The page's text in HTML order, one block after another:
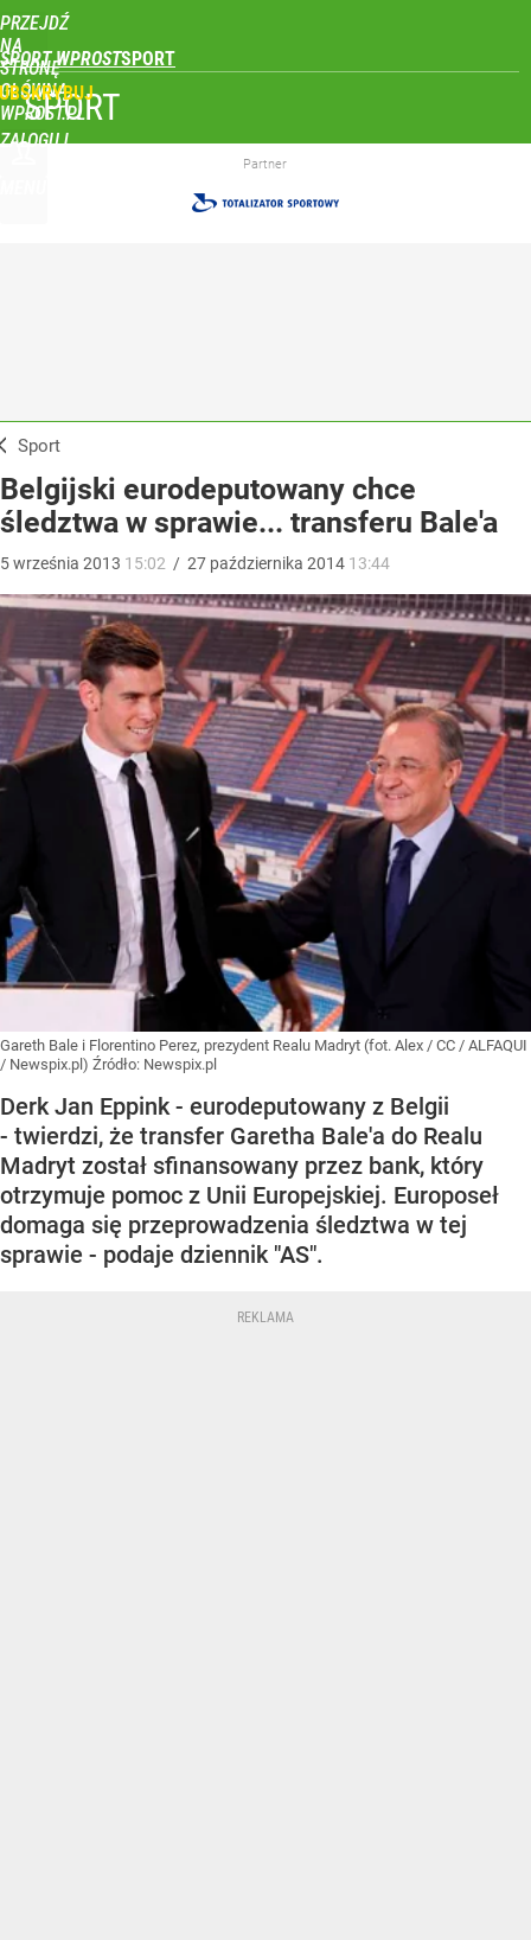
PRZEJDŹ
NA
STRONĘ
GŁÓWNĄ
WPROST.PL
SPORT WPROST
ZALOGUJ
SPORT
Partner
Sport
Belgijski eurodeputowany chce
śledztwa w sprawie... transferu Bale'a
5września 2013 15:02 / 27 października 2014 13:44
Gareth Bale i Florentino Perez, prezydent Realu Madryt (fot. Alex / CC / ALFAQUI
/ Newspix.pl) Źródło: Newspix.pl
Derk Jan Eppink - eurodeputowany z Belgii
- twierdzi, że transfer Garetha Bale'a do Realu
Madryt został sfinansowany przez bank, który
otrzymuje pomoc z Unii Europejskiej. Europoseł
domaga się przeprowadzenia śledztwa w tej
sprawie - podaje dziennik "AS".